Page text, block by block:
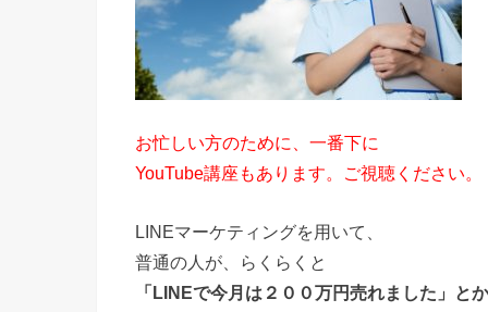
お忙しい方のために、一番下に
YouTube講座もあります。ご視聴ください。
LINEマーケティングを用いて、
普通の人が、らくらくと
「LINEで今月は２００万円売れました」とか